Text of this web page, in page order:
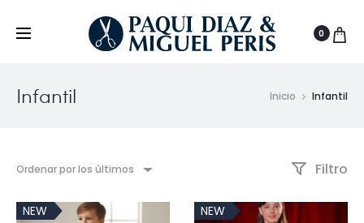
0
Infantil Inicio Infantil
Ordenar por los últimos Filtro
NEW NEW